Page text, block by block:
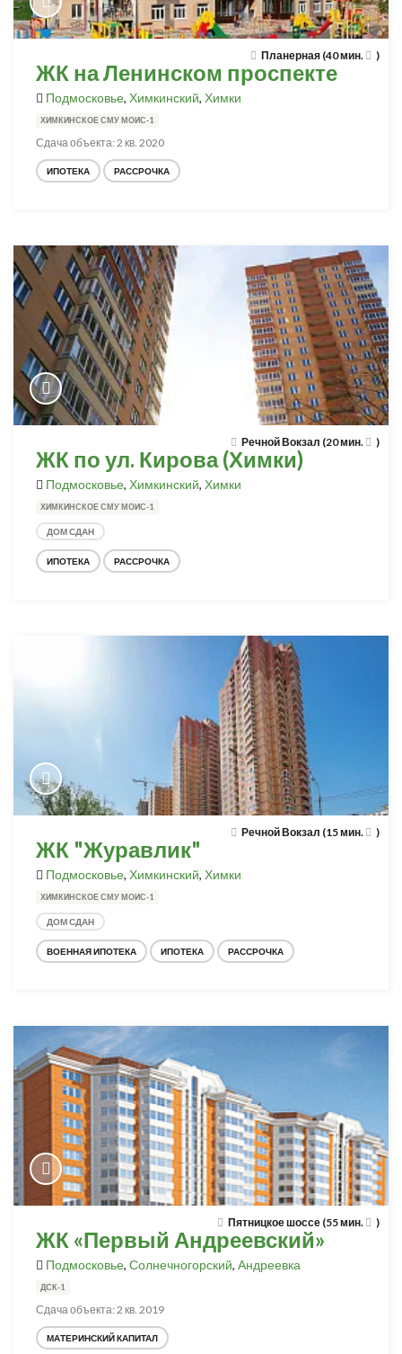
Планерная (40 мин. )
ЖК на Ленинском проспекте
Подмосковье, Химкинский, Химки
ХИМКИНСКОЕ СМУ МОИС-1
Сдача объекта: 2 кв. 2020
ИПОТЕКА РАССРОЧКА
Речной Вокзал (20 мин. )
ЖК по ул. Кирова (Химки)
Подмосковье, Химкинский, Химки
ХИМКИНСКОЕ СМУ МОИС-1
ДОМ СДАН
ИПОТЕКА РАССРОЧКА
Речной Вокзал (15 мин. )
ЖК "Журавлик"
Подмосковье, Химкинский, Химки
ХИМКИНСКОЕ СМУ МОИС-1
ДОМ СДАН
ВОЕННАЯ ИПОТЕКА ИПОТЕКА РАССРОЧКА
Пятницкое шоссе (55 мин. )
ЖК «Первый Андреевский»
Подмосковье, Солнечногорский, Андреевка
ДСК-1
Сдача объекта: 2 кв. 2019
МАТЕРИНСКИЙ КАПИТАЛ